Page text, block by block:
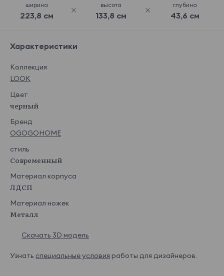
ширина
223,8 см
высота
133,8 см
глубина
43,6 см
Характеристики
Коллекция
LOOK
Цвет
черный
Бренд
OGOGOHOME
стиль
Современный
Материал корпуса
ЛДСП
Материал ножек
Металл
Скачать 3D модель
Узнать специальные условия работы для дизайнеров.